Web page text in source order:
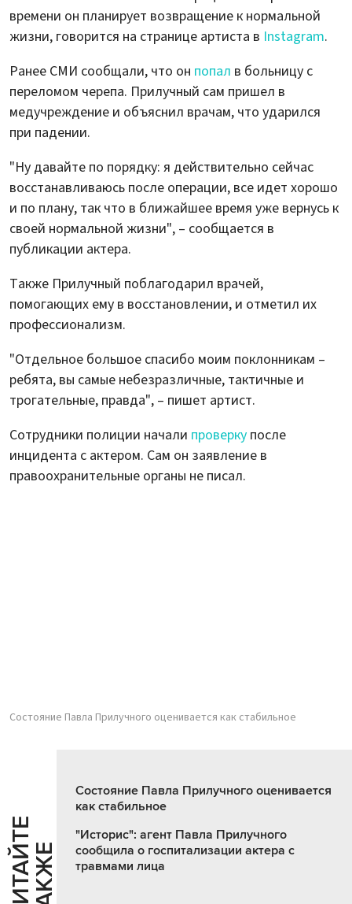
времени он планирует возвращение к нормальной
жизни, говорится на странице артиста в Instagram.
Ранее СМИ сообщали, что он попал в больницу с
переломом черепа. Прилучный сам пришел в
медучреждение и объяснил врачам, что ударился
при падении.
"Ну давайте по порядку: я действительно сейчас
восстанавливаюсь после операции, все идет хорошо
и по плану, так что в ближайшее время уже вернусь к
своей нормальной жизни", – сообщается в
публикации актера.
Также Прилучный поблагодарил врачей,
помогающих ему в восстановлении, и отметил их
профессионализм.
"Отдельное большое спасибо моим поклонникам –
ребята, вы самые небезразличные, тактичные и
трогательные, правда", – пишет артист.
Сотрудники полиции начали проверку после
инцидента с актером. Сам он заявление в
правоохранительные органы не писал.
Состояние Павла Прилучного оценивается как стабильное
Ч
И
Т
АЙ
Т
Е
Т
А
К
ЖЕ
Состояние Павла Прилучного оценивается
как стабильное
"Историс": агент Павла Прилучного
сообщила о госпитализации актера с
травмами лица